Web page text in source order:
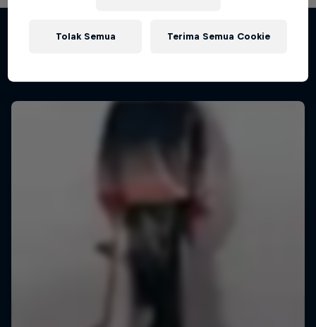
Tolak Semua Terima Semua Cookie